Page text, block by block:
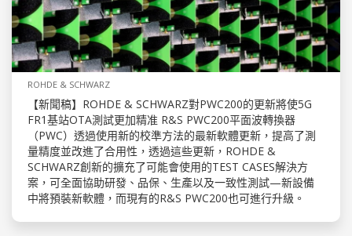
ROHDE & SCHWARZ
【新聞稿】ROHDE & SCHWARZ對PWC200的更新將使5G
FR1基站OTA測試更加精准 R&S PWC200平面波轉換器
（PWC）透過使用新的校準方法的最新軟體更新，提高了測
量精度並改進了合用性，透過這些更新，ROHDE &
SCHWARZ創新的擴充了可能會使用的TEST CASES解決方
案，可全面協助研發、品保、生產以及一致性測試—新設備
中將預裝新軟體，而現有的R&S PWC200也可進行升級。